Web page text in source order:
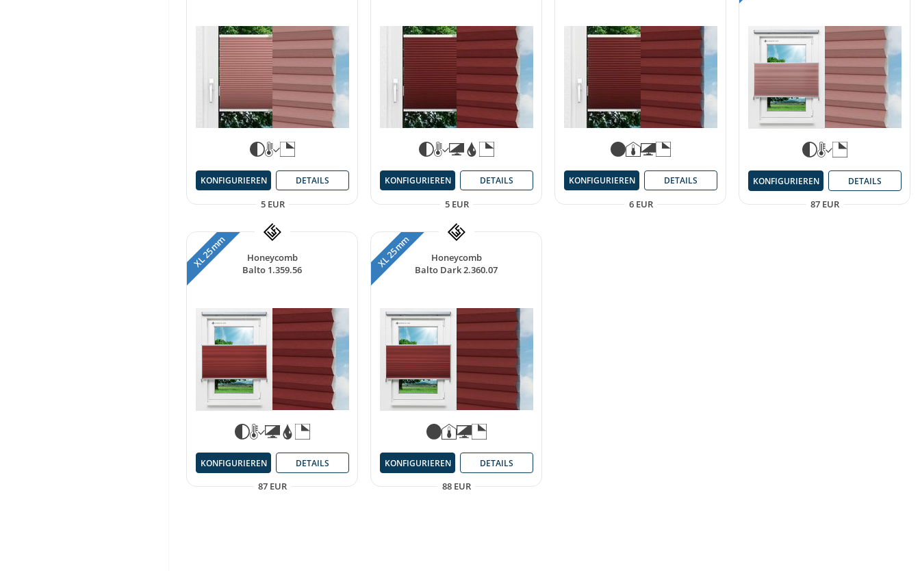
5 EUR
KONFIGURIEREN DETAILS
5 EUR
KONFIGURIEREN DETAILS
6 EUR
KONFIGURIEREN DETAILS
87 EUR
KONFIGURIEREN DETAILS
Honeycomb
Balto 1.359.56
XL 25 mm
87 EUR
KONFIGURIEREN DETAILS
Honeycomb
Balto Dark 2.360.07
XL 25 mm
88 EUR
KONFIGURIEREN DETAILS